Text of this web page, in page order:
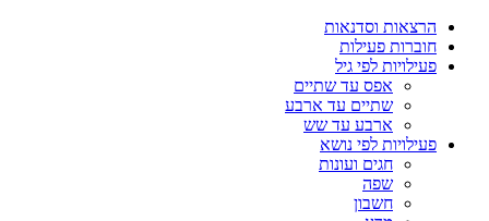
הרצאות וסדנאות
חוברות פעילות
פעילויות לפי גיל
אפס עד שתיים
שתיים עד ארבע
ארבע עד שש
פעילויות לפי נושא
חגים ועונות
שפה
חשבון